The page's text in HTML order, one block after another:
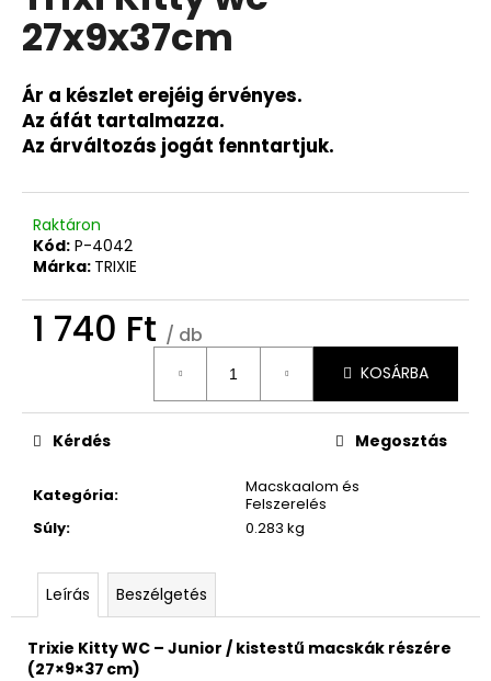
5-
ből
csillag.
27x9x37cm
Ár a készlet erejéig érvényes.
Az áfát tartalmazza.
Az árváltozás jogát fenntartjuk.
Raktáron
Kód: P-4042
Márka: TRIXIE
1 740 Ft / db
KOSÁRBA
Kategória:
Macskaalom és
Felszerelés
Súly: 0.283 kg
Kérdés Megosztás
Leírás Beszélgetés
Trixie Kitty WC – Junior / kistestű macskák részére
(27×9×37 cm)